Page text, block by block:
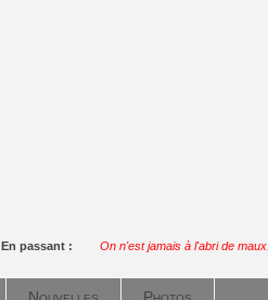
En passant : On n'est jamais à l'abri de maux.